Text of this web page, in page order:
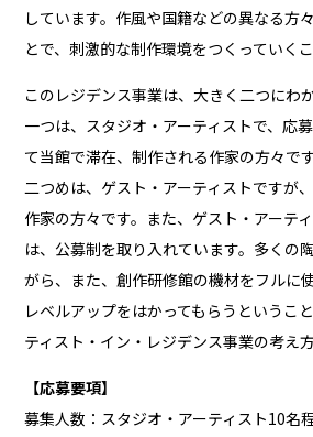
しています。作風や国籍などの異なる方
とで、刺激的な制作環境をつくっていく
このレジデンス事業は、大きく二つにわ
一つは、スタジオ・アーティストで、応
て当館で滞在、制作される作家の方々です
二つめは、ゲスト・アーティストですが
作家の方々です。また、ゲスト・アーテ
は、公募制を取り入れています。多くの
がら、また、創作研修館の機材をフルに
レベルアップをはかってもらうというこ
ティスト・イン・レジデンス事業の考え方
【応募要項】
募集人数：スタジオ・アーティスト10名